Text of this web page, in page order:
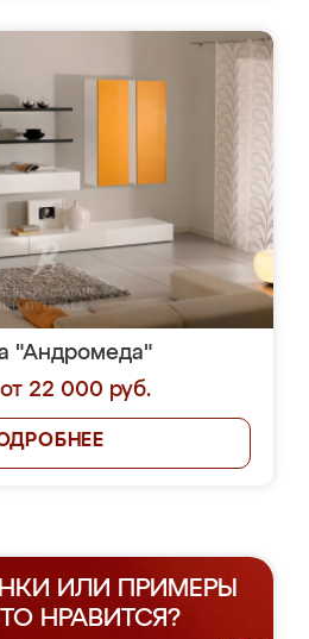
"Андромеда"
22 000 руб.
ИЛИ ПРИМЕРЫ
НРАВИТСЯ?